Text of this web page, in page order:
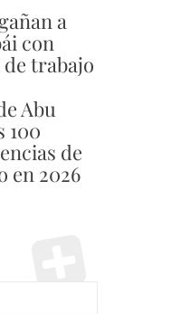
a
con
trabajo
Abu
100
de
en 2026